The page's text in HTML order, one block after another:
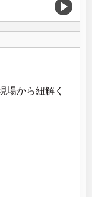
場から紐解く